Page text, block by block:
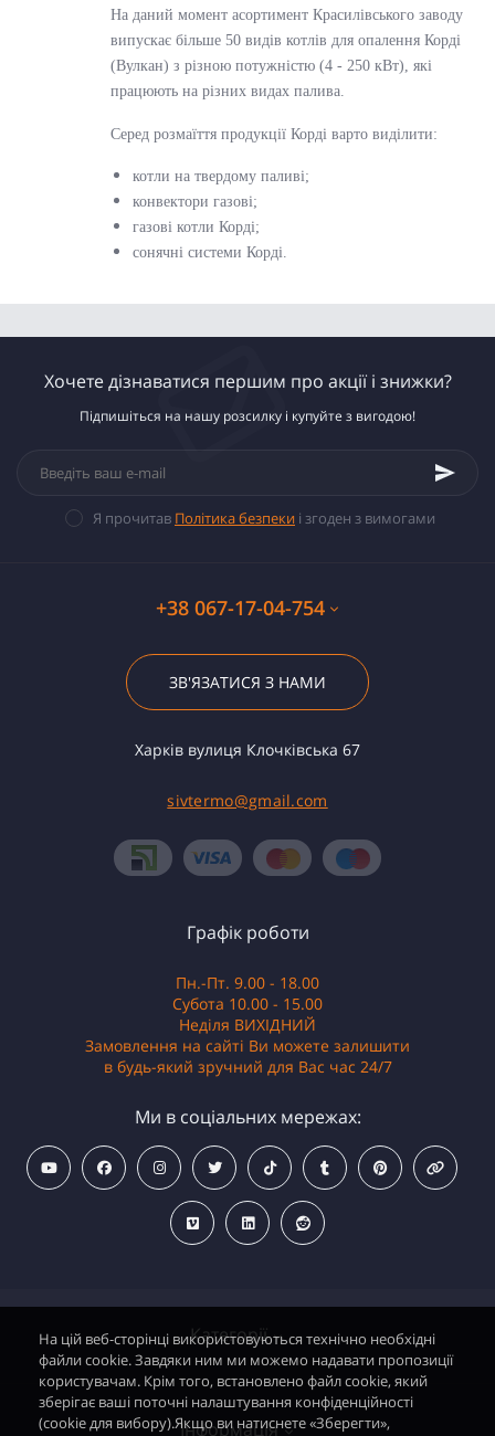
На даний момент асортимент Красилівського заводу
випускає більше 50 видів котлів для опалення Корді
(Вулкан) з різною потужністю (4 - 250 кВт), які
працюють на різних видах палива.
Серед розмаїття продукції Корді варто виділити:
котли на твердому паливі;
конвектори газові;
газові котли Корді;
сонячні системи Корді.
Хочете дізнаватися першим про акції і знижки?
Підпишіться на нашу розсилку і купуйте з вигодою!
Я прочитав Політика безпеки і згоден з вимогами
+38 067-17-04-754
ЗВ'ЯЗАТИСЯ З НАМИ
Харків вулиця Клочківська 67
sivtermo@gmail.com
Категорії
Водонагрівачі електричні
Інформація
Графік роботи
Пн.-Пт. 9.00 - 18.00
Субота 10.00 - 15.00
Неділя ВИХІДНИЙ
Замовлення на сайті Ви можете залишити
в будь-який зручний для Вас час 24/7
Ми в соціальних мережах:
На цій веб-сторінці використовуються технічно необхідні
файли cookie. Завдяки ним ми можемо надавати пропозиції
користувачам. Крім того, встановлено файл cookie, який
зберігає ваші поточні налаштування конфіденційності
(cookie для вибору).Якщо ви натиснете «Зберегти»,